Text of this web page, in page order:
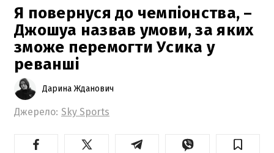
Я повернуся до чемпіонства, –
Джошуа назвав умови, за яких
зможе перемогти Усика у
реванші
Дарина Жданович
Джерело: Sky Sports